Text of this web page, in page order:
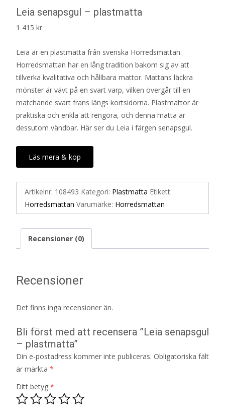
Leia senapsgul – plastmatta
1 415 kr
Leia är en plastmatta från svenska Horredsmattan.
Horredsmattan har en lång tradition bakom sig av att
tillverka kvalitativa och hållbara mattor. Mattans läckra
mönster är vävt på en svart varp, vilken övergår till en
matchande svart frans längs kortsidorna. Plastmattor är
praktiska och enkla att rengöra, och denna matta är
dessutom vändbar. Här ser du Leia i färgen senapsgul.
Läs mera & köp
Artikelnr: 108493 Kategori: Plastmatta Etikett:
Horredsmattan Varumärke: Horredsmattan
Recensioner (0)
Recensioner
Det finns inga recensioner än.
Bli först med att recensera ”Leia senapsgul
– plastmatta”
Din e-postadress kommer inte publiceras. Obligatoriska fält
är märkta *
Ditt betyg *